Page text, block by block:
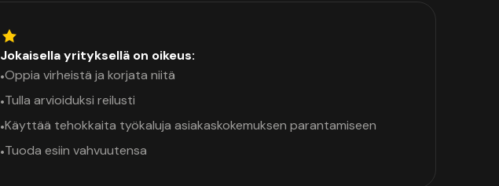
Jokaisella yrityksellä on oikeus:
•Oppia virheistä ja korjata niitä
•Tulla arvioiduksi reilusti
•Käyttää tehokkaita työkaluja asiakaskokemuksen parantamiseen
•Tuoda esiin vahvuutensa